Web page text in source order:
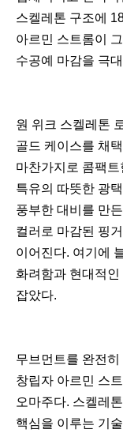
스켈레톤 구조에
아르민 스트롬이
수공예 마감을 극
원 위크 스켈레톤
골드 케이스를 채
마찬가지로 콤팩
특유의 따뜻한 광
풍부한 대비를 만
컬러로 마감된 핑
이어진다. 여기에
화려함과 현대적
잡았다.
무브먼트를 완전
창립자 아르민 스
오마주다. 스켈레
핵심을 이루는 기